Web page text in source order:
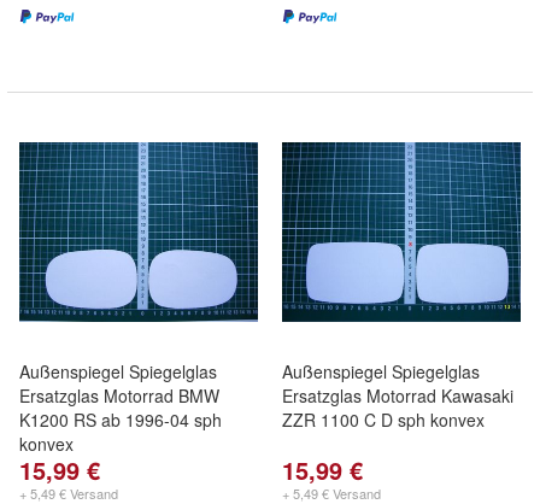
Außenspiegel Spiegelglas
Ersatzglas Motorrad BMW
K1200 RS ab 1996-04 sph
konvex
15,99 €
+ 5,49 € Versand
Außenspiegel Spiegelglas
Ersatzglas Motorrad Kawasaki
ZZR 1100 C D sph konvex
15,99 €
+ 5,49 € Versand